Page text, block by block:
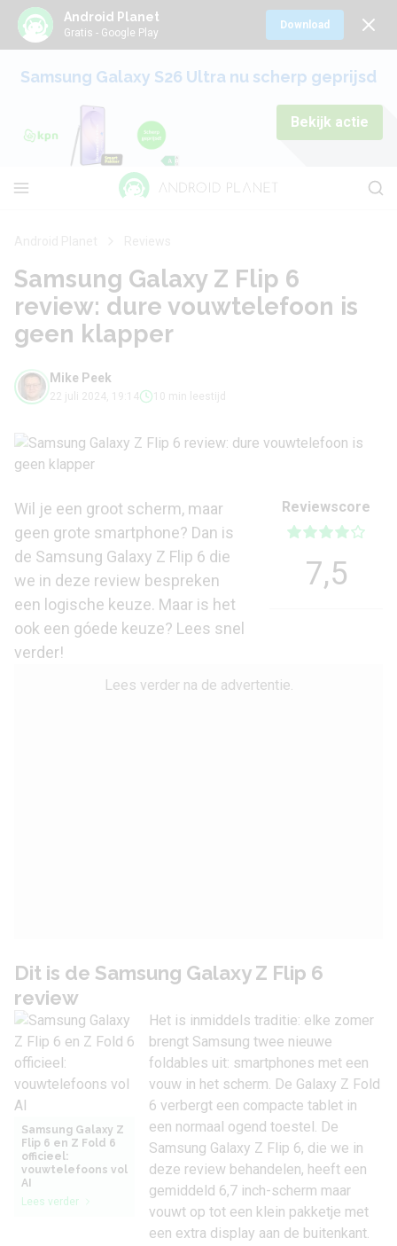
Android Planet
Gratis - Google Play
Download
Samsung Galaxy S26 Ultra nu scherp geprijsd
Bekijk actie
Samsung Galaxy Z Flip 6
review: dure vouwtelefoon is
geen klapper
Mike Peek
22 juli 2024, 19:14 10 min leestijd
Reviewscore
7,5
Wil je een groot scherm, maar
geen grote smartphone? Dan is
de Samsung Galaxy Z Flip 6 die
we in deze review bespreken
een logische keuze. Maar is het
ook een góede keuze? Lees snel
verder!
Lees verder na de advertentie.
Dit is de Samsung Galaxy Z Flip 6
review
Samsung Galaxy Z
Flip 6 en Z Fold 6
officieel:
vouwtelefoons vol
AI
Lees verder
Het is inmiddels traditie: elke zomer
brengt Samsung twee nieuwe
foldables uit: smartphones met een
vouw in het scherm. De Galaxy Z Fold
6 verbergt een compacte tablet in
een normaal ogend toestel. De
Samsung Galaxy Z Flip 6, die we in
deze review behandelen, heeft een
gemiddeld 6,7 inch-scherm maar
vouwt op tot een klein pakketje met
een extra display aan de buitenkant.